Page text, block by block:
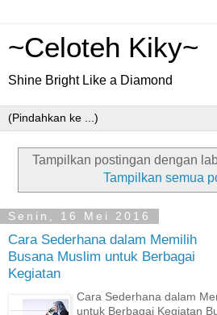
~Celoteh Kiky~
Shine Bright Like a Diamond
Tampilkan postingan dengan
Tampilkan semua
Senin, 16 Mei 2016
Cara Sederhana dalam Memilih
Busana Muslim untuk Berbagai
Kegiatan
Cara Sederhana dalam
untuk Berbagai Kegiatan